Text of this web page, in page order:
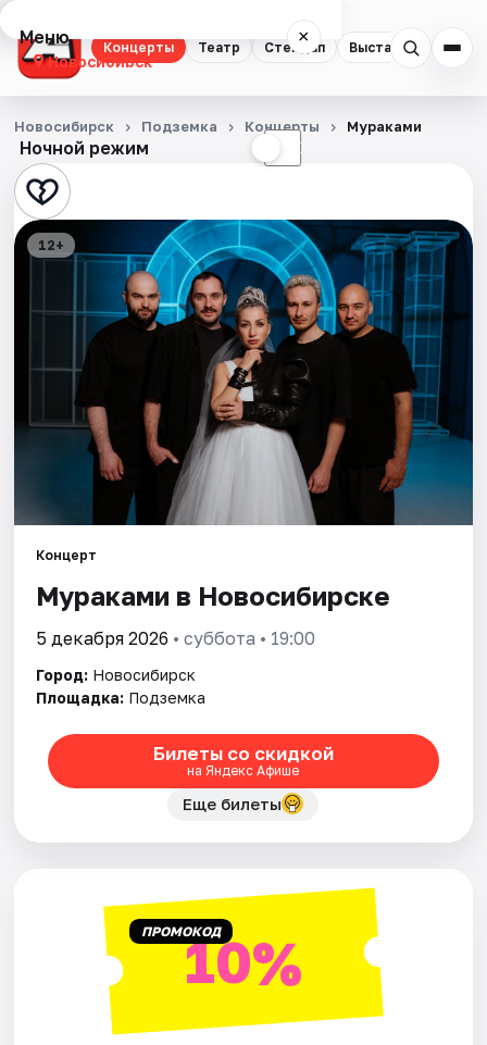
Концерты Театр Стендап Выставки
Меню ×
Новосибирск
Концерты
Театр
Стендап
Выставки
Квесты
Экскурсии
Спорт
Площадки
Артисты
Рейтинги
Ночной режим ☾
Новосибирск Подземка Концерты Мураками
12+
Концерт
Мураками в Новосибирске
5 декабря 2026 • суббота • 19:00
Город: Новосибирск
Площадка: Подземка
Билеты со скидкой
на Яндекс Афише
Еще билеты
ПРОМОКОД10%